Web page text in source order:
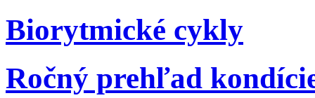
Biorytmické cykly
Ročný prehľad